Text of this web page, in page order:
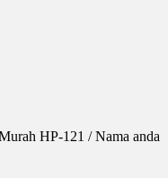
HP-121 / Nama anda